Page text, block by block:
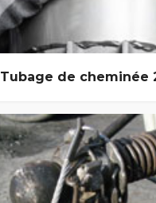
Tubage de cheminée